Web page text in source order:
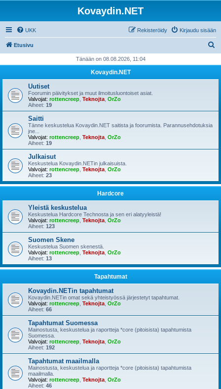
Kovaydin.NET
UKK Kirjaudu sisään
Rekisteröidy
Etusivu
i
Tänään on 08.08.2026, 11:04
Kovaydin.NET
Uutiset
Foorumin päivitykset ja muut ilmoitusluontoiset asiat.
Valvojat: rottencreep Teknojta OrZo
Aiheet: 19
Saitti
Tänne keskustelua Kovaydin.NET saitista ja foorumista. Parannusehdotuksia
jne...
Valvojat: rottencreep Teknojta OrZo
Aiheet: 19
Julkaisut
Keskustelua Kovaydin.NETin julkaisuista.
Valvojat: rottencreep Teknojta OrZo
Aiheet: 23
Hardcore
Yleistä keskustelua
Keskustelua Hardcore Technosta ja sen eri alatyyleistä!
Valvojat: rottencreep Teknojta OrZo
Aiheet: 123
Suomen Skene
Keskustelua Suomen skenestä.
Valvojat: rottencreep Teknojta OrZo
Aiheet: 13
Tapahtumat
Kovaydin.NETin tapahtumat
Kovaydin.NETin omat sekä yhteistyössä järjestetyt tapahtumat.
Valvojat: rottencreep Teknojta OrZo
Aiheet: 66
Tapahtumat Suomessa
Mainostusta, keskustelua ja raportteja *core (pitoisista) tapahtumista
Suomessa.
Valvojat: rottencreep Teknojta OrZo
Aiheet: 192
Tapahtumat maailmalla
Mainostusta, keskustelua ja raportteja *core (pitoisista) tapahtumista
maailmalla.
Valvojat: rottencreep Teknojta OrZo
Aiheet: 46